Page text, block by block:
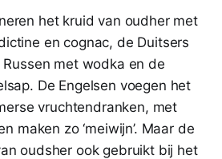
het kruid van oudher met
en cognac, de Duitsers
met wodka en de
De Engelsen voegen het
vruchtendranken, met
maken zo ‘meiwijn’. Maar de
oudsher ook gebruikt bij het